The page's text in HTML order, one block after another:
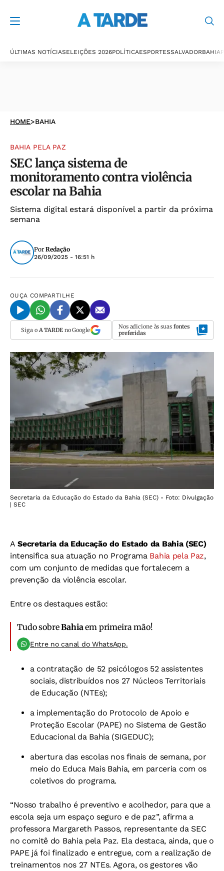
ÚLTIMAS NOTÍCIASELEIÇÕES 2026POLÍTICAESPORTESSALVADORBAHIA
HOME>BAHIA
BAHIA PELA PAZ
SEC lança sistema de
monitoramento contra violência
escolar na Bahia
Sistema digital estará disponível a partir da próxima
semana
Por Redação
26/09/2025 - 16:51 h
OUÇA COMPARTILHE
Siga o A TARDEno Google Nos adicione às suas fontes
preferidas
Secretaria da Educação do Estado da Bahia (SEC) - Foto: Divulgação
| SEC
A Secretaria da Educação do Estado da Bahia (SEC)
intensifica sua atuação no Programa Bahia pela Paz,
com um conjunto de medidas que fortalecem a
prevenção da violência escolar.
Entre os destaques estão:
Tudo sobreBahia em primeira mão!
Entre no canal do WhatsApp.
a contratação de 52 psicólogos 52 assistentes
sociais, distribuídos nos 27 Núcleos Territoriais
de Educação (NTEs);
a implementação do Protocolo de Apoio e
Proteção Escolar (PAPE) no Sistema de Gestão
Educacional da Bahia (SIGEDUC);
abertura das escolas nos finais de semana, por
meio do Educa Mais Bahia, em parceria com os
coletivos do programa.
“Nosso trabalho é preventivo e acolhedor, para que a
escola seja um espaço seguro e de paz”, afirma a
professora Margareth Passos, representante da SEC
no comitê do Bahia pela Paz. Ela destaca, ainda, que o
PAPE já foi finalizado e entregue, com a realização de
treinamentos nos 27 NTEs. Agora, os gestores vão